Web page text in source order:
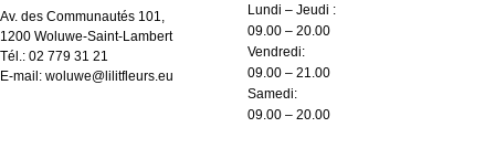
Av. des Communautés 101,
1200 Woluwe-Saint-Lambert
Tél.: 02 779 31 21
E-mail: woluwe@lilitfleurs.eu
Lundi – Jeudi :
09.00 – 20.00
Vendredi:
09.00 – 21.00
Samedi:
09.00 – 20.00